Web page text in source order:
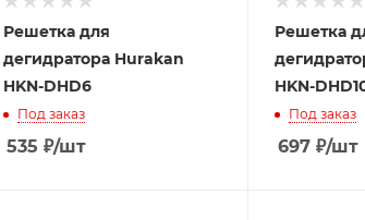
Решетка для
дегидратора Hurakan
HKN-DHD6
Под заказ
535 ₽/шт
Решетка
HKN-
Под заказ
697₽/шт